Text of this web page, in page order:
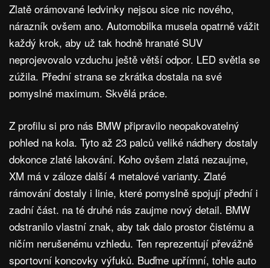
Zlatě orámované ledvinky nejsou sice nic nového,
nárazník ovšem ano. Automobilka musela opatrně vážit
každý krok, aby už tak hodně hranaté SUV
neprojevovalo vzduchu ještě větší odpor. LED světla se
zúžila. Přední strana se zkrátka dostala na své
pomyslné maximum. Skvělá práce.
Z profilu si pro nás BMW připravilo neopakovatelný
pohled na kola. Tyto až 23 palců veliké nádhery dostaly
dokonce zlaté lakování. Koho ovšem zlatá nezaujme,
XM má v záloze další 4 metalové varianty. Zlaté
rámování dostaly i linie, které pomyslně spojují přední i
zadní část. na té druhé nás zaujme nový detail. BMW
odstranilo vlastní znak, aby tak dalo prostor čistému a
ničím nerušenému vzhledu. Ten reprezentují převážně
sportovní koncovky výfuků. Buďme upřímní, tohle auto